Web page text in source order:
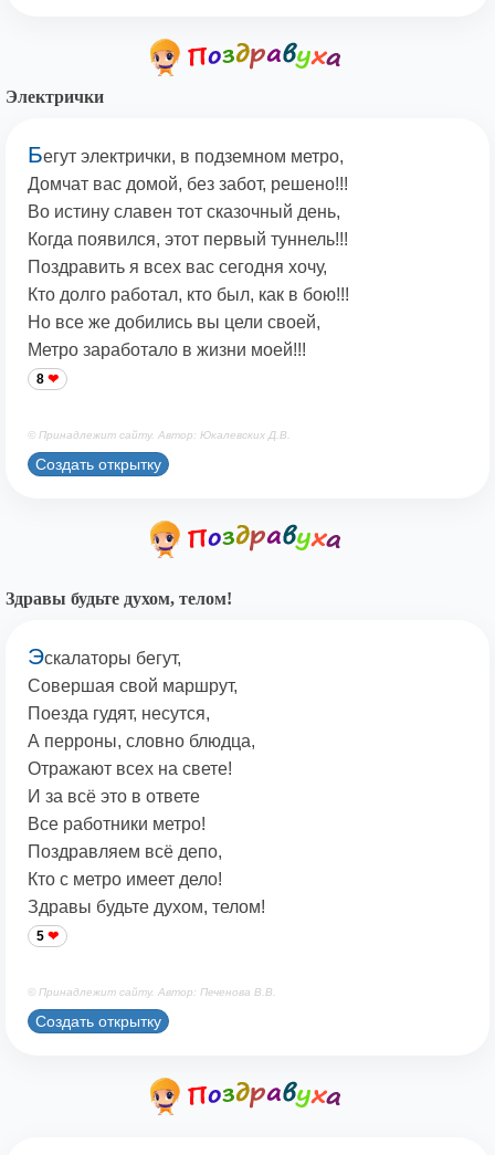
Электрички
Бегут электрички, в подземном метро,
Домчат вас домой, без забот, решено!!!
Во истину славен тот сказочный день,
Когда появился, этот первый туннель!!!
Поздравить я всех вас сегодня хочу,
Кто долго работал, кто был, как в бою!!!
Но все же добились вы цели своей,
Метро заработало в жизни моей!!!
8
© Принадлежит сайту. Автор: Юкалевских Д.В.
Создать открытку
Здравы будьте духом, телом!
Эскалаторы бегут,
Совершая свой маршрут,
Поезда гудят, несутся,
А перроны, словно блюдца,
Отражают всех на свете!
И за всё это в ответе
Все работники метро!
Поздравляем всё депо,
Кто с метро имеет дело!
Здравы будьте духом, телом!
5
© Принадлежит сайту. Автор: Печенова В.В.
Создать открытку